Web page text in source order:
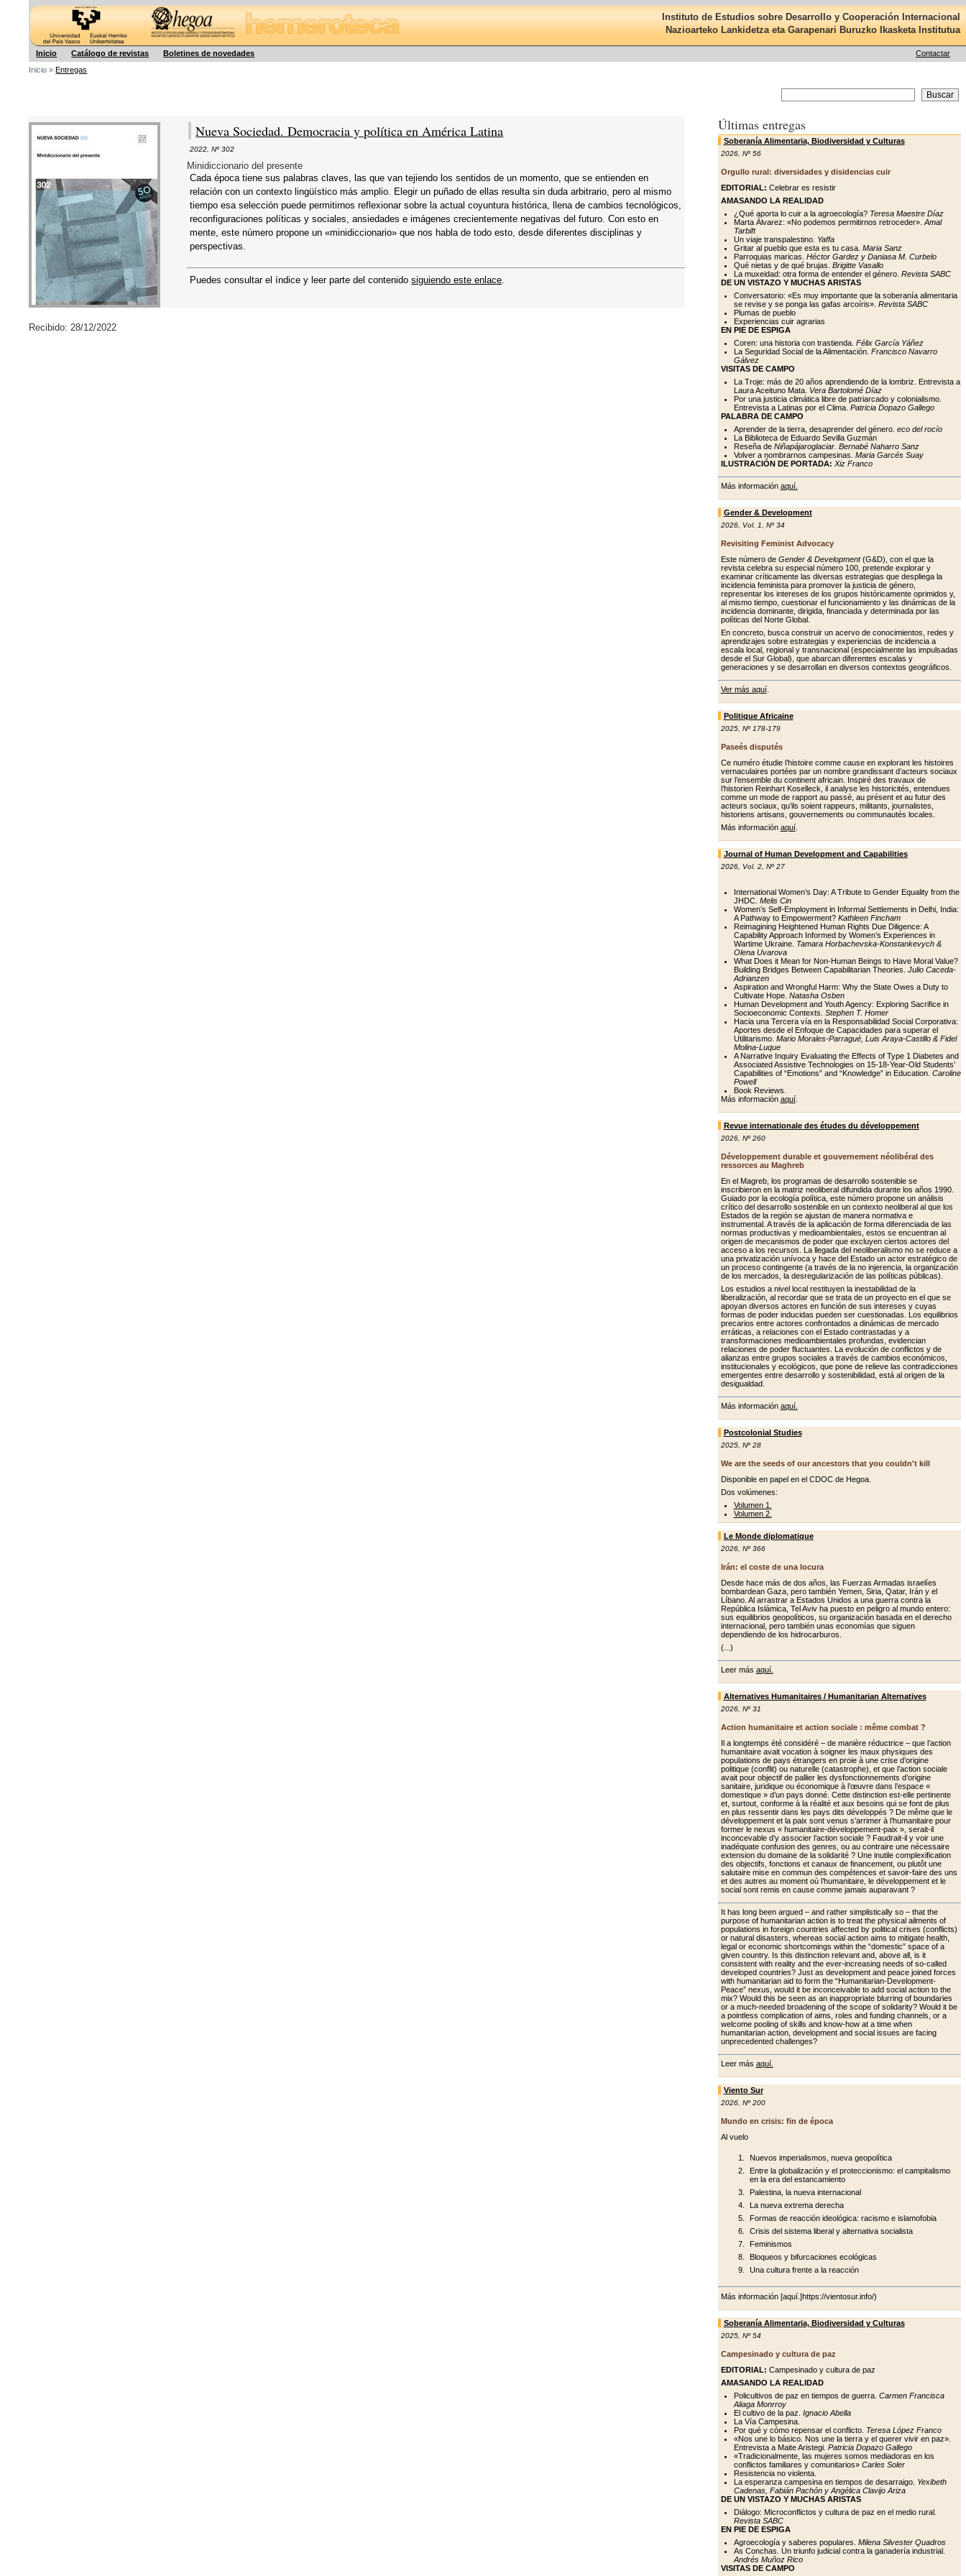
Instituto de Estudios sobre Desarrollo y Cooperación Internacional
Nazioarteko Lankidetza eta Garapenari Buruzko Ikasketa Institutua
Inicio Catálogo de revistas Boletines de novedades
Contactar
Inicio »Entregas
Últimas entregas
Soberanía Alimentaria, Biodiversidad y Culturas
2026, Nº 56
Orgullo rural: diversidades y disidencias cuir
EDITORIAL: Celebrar es resistir
AMASANDO LA REALIDAD
¿Qué aporta lo cuir a la agroecología? Teresa Maestre Díaz
Marta Álvarez: «No podemos permitirnos retroceder». Amal
Tarbift
Un viaje transpalestino. Yaffa
Gritar al pueblo que esta es tu casa. Maria Sanz
Parroquias maricas. Héctor Gardez y Daniasa M. Curbelo
Qué nietas y de qué brujas. Brigitte Vasallo
La muxeidad: otra forma de entender el género. Revista SABC
DE UN VISTAZO Y MUCHAS ARISTAS
Conversatorio: «Es muy importante que la soberanía alimentaria
se revise y se ponga las gafas arcoíris». Revista SABC
Plumas de pueblo
Experiencias cuir agrarias
EN PIE DE ESPIGA
Coren: una historia con trastienda. Félix García Yáñez
La Seguridad Social de la Alimentación. Francisco Navarro
Gálvez
VISITAS DE CAMPO
La Troje: más de 20 años aprendiendo de la lombriz. Entrevista a
Laura Aceituno Mata. Vera Bartolomé Díaz
Por una justicia climática libre de patriarcado y colonialismo.
Entrevista a Latinas por el Clima. Patricia Dopazo Gallego
PALABRA DE CAMPO
Aprender de la tierra, desaprender del género. eco del rocío
La Biblioteca de Eduardo Sevilla Guzmán
Reseña de Niñapájaroglaciar. Bernabé Naharro Sanz
Volver a nombrarnos campesinas. Maria Garcés Suay
ILUSTRACIÓN DE PORTADA: Xiz Franco
Más información aquí.
Gender & Development
2026, Vol. 1 Nº 34
Revisiting Feminist Advocacy
Este número de Gender & Development(G&D), con el que la
revista celebra su especial número 100, pretende explorar y
examinar críticamente las diversas estrategias que despliega la
incidencia feminista para promover la justicia de género,
representar los intereses de los grupos históricamente oprimidos y,
al mismo tiempo, cuestionar el funcionamiento y las dinámicas de la
incidencia dominante, dirigida, financiada y determinada por las
políticas del Norte Global.
En concreto, busca construir un acervo de conocimientos, redes y
aprendizajes sobre estrategias y experiencias de incidencia a
escala local, regional y transnacional (especialmente las impulsadas
desde el Sur Global), que abarcan diferentes escalas y
generaciones y se desarrollan en diversos contextos geográficos.
Ver más aquí.
Politique Africaine
2025, Nº 178-179
Paseés disputés
Ce numéro étudie l’histoire comme cause en explorant les histoires
vernaculaires portées par un nombre grandissant d’acteurs sociaux
sur l’ensemble du continent africain. Inspiré des travaux de
l’historien Reinhart Koselleck, il analyse les historicités, entendues
comme un mode de rapport au passé, au présent et au futur des
acteurs sociaux, qu’ils soient rappeurs, militants, journalistes,
historiens artisans, gouvernements ou communautés locales.
Más información aquí.
Journal of Human Development and Capabilities
2026, Vol. 2, Nº 27
International Women’s Day: A Tribute to Gender Equality from the
JHDC. Melis Cin
Women’s Self-Employment in Informal Settlements in Delhi, India:
A Pathway to Empowerment? Kathleen Fincham
Reimagining Heightened Human Rights Due Diligence: A
Capability Approach Informed by Women’s Experiences in
Wartime Ukraine. Tamara Horbachevska-Konstankevych &
Olena Uvarova
What Does it Mean for Non-Human Beings to Have Moral Value?
Building Bridges Between Capabilitarian Theories. Julio Caceda-
Adrianzen
Aspiration and Wrongful Harm: Why the State Owes a Duty to
Cultivate Hope. Natasha Osben
Human Development and Youth Agency: Exploring Sacrifice in
Socioeconomic Contexts. Stephen T. Homer
Hacia una Tercera vía en la Responsabilidad Social Corporativa:
Aportes desde el Enfoque de Capacidades para superar el
Utilitarismo. Mario Morales-Parragué, Luis Araya-Castillo & Fidel
Molina-Luque
A Narrative Inquiry Evaluating the Effects of Type 1 Diabetes and
Associated Assistive Technologies on 15-18-Year-Old Students’
Capabilities of “Emotions” and “Knowledge” in Education. Caroline
Powell
Book Reviews.
Más información aquí.
Revue internationale des études du développement
2026, Nº 260
Développement durable et gouvernement néolibéral des
ressorces au Maghreb
En el Magreb, los programas de desarrollo sostenible se
inscribieron en la matriz neoliberal difundida durante los años 1990.
Guiado por la ecología política, este número propone un análisis
crítico del desarrollo sostenible en un contexto neoliberal al que los
Estados de la región se ajustan de manera normativa e
instrumental. A través de la aplicación de forma diferenciada de las
normas productivas y medioambientales, estos se encuentran al
origen de mecanismos de poder que excluyen ciertos actores del
acceso a los recursos. La llegada del neoliberalismo no se reduce a
una privatización unívoca y hace del Estado un actor estratégico de
un proceso contingente (a través de la no injerencia, la organización
de los mercados, la desregularización de las políticas públicas).
Los estudios a nivel local restituyen la inestabilidad de la
liberalización, al recordar que se trata de un proyecto en el que se
apoyan diversos actores en función de sus intereses y cuyas
formas de poder inducidas pueden ser cuestionadas. Los equilibrios
precarios entre actores confrontados a dinámicas de mercado
erráticas, a relaciones con el Estado contrastadas y a
transformaciones medioambientales profundas, evidencian
relaciones de poder fluctuantes. La evolución de conflictos y de
alianzas entre grupos sociales a través de cambios económicos,
institucionales y ecológicos, que pone de relieve las contradicciones
emergentes entre desarrollo y sostenibilidad, está al origen de la
desigualdad.
Más información aquí.
Postcolonial Studies
2025, Nº 28
We are the seeds of our ancestors that you couldn't kill
Disponible en papel en el CDOC de Hegoa.
Dos volúmenes:
Volumen 1.
Volumen 2.
Le Monde diplomatique
2026, Nº 366
Irán: el coste de una locura
Desde hace más de dos años, las Fuerzas Armadas israelíes
bombardean Gaza, pero también Yemen, Siria, Qatar, Irán y el
Líbano. Al arrastrar a Estados Unidos a una guerra contra la
República Islámica, Tel Aviv ha puesto en peligro al mundo entero:
sus equilibrios geopolíticos, su organización basada en el derecho
internacional, pero también unas economías que siguen
dependiendo de los hidrocarburos.
(...)
Leer más aquí.
Alternatives Humanitaires / Humanitarian Alternatives
2026, Nº 31
Action humanitaire et action sociale : même combat ?
Il a longtemps été considéré – de manière réductrice – que l’action
humanitaire avait vocation à soigner les maux physiques des
populations de pays étrangers en proie à une crise d’origine
politique (conflit) ou naturelle (catastrophe), et que l’action sociale
avait pour objectif de pallier les dys­fonctionnements d’origine
sanitaire, juridique ou économique à l’œuvre dans l’espace «
domestique » d’un pays donné. Cette distinction est-elle pertinente
et, surtout, conforme à la réalité et aux besoins qui se font de plus
en plus ressentir dans les pays dits développés ? De même que le
dévelop­pement et la paix sont venus s’arrimer à l’humanitaire pour
former le nexus « humanitaire-développement-paix », serait-il
inconcevable d’y associer l’ac­tion sociale ? Faudrait-il y voir une
ina­déquate confusion des genres, ou au contraire une nécessaire
extension du domaine de la solidarité ? Une inutile complexification
des objectifs, fonc­tions et canaux de financement, ou plu­tôt une
salutaire mise en commun des compétences et savoir-faire des uns
et des autres au moment où l’humanitaire, le développement et le
social sont remis en cause comme jamais auparavant ?
It has long been argued – and rather simplistically so – that the
purpose of humanitarian action is to treat the physical ailments of
populations in foreign countries affected by political crises (conflicts)
or natural disasters, whereas social action aims to mitigate health,
legal or economic shortcomings within the “domestic” space of a
giv­en country. Is this distinction relevant and, above all, is it
consistent with re­ality and the ever-increasing needs of so-called
developed countries? Just as development and peace joined forc­es
with humanitarian aid to form the “Humanitarian-Development-
Peace” nexus, would it be inconceivable to add social action to the
mix? Would this be seen as an inappropriate blurring of boundaries
or a much-needed broad­ening of the scope of solidarity? Would it be
a pointless complication of aims, roles and funding channels, or a
wel­come pooling of skills and know-how at a time when
humanitarian action, de­velopment and social issues are facing
unprecedented challenges?
Leer más aquí.
Viento Sur
2026, Nº 200
Mundo en crisis: fin de época
Al vuelo
Nuevos imperialismos, nueva geopolítica
Entre la globalización y el proteccionismo: el campitalismo
en la era del estancamiento
Palestina, la nueva internacional
La nueva extrema derecha
Formas de reacción ideológica: racismo e islamofobia
Crisis del sistema liberal y alternativa socialista
Feminismos
Bloqueos y bifurcaciones ecológicas
Una cultura frente a la reacción
Más información [aquí.]https://vientosur.info/)
Soberanía Alimentaria, Biodiversidad y Culturas
2025, Nº 54
Campesinado y cultura de paz
EDITORIAL: Campesinado y cultura de paz
AMASANDO LA REALIDAD
Policultivos de paz en tiempos de guerra. Carmen Francisca
Aliaga Monrroy
El cultivo de la paz. Ignacio Abella
La Vía Campesina.
Por qué y cómo repensar el conflicto. Teresa López Franco
«Nos une lo básico. Nos une la tierra y el querer vivir en paz».
Entrevista a Maite Aristegi. Patricia Dopazo Gallego
«Tradicionalmente, las mujeres somos mediadoras en los
conflictos familiares y comunitarios» Carles Soler
Resistencia no violenta.
La esperanza campesina en tiempos de desarraigo. Yexibeth
Cadenas, Fabián Pachón y Angélica Clavijo Ariza
DE UN VISTAZO Y MUCHAS ARISTAS
Diálogo: Microconflictos y cultura de paz en el medio rural.
Revista SABC
EN PIE DE ESPIGA
Agroecología y saberes populares. Milena Silvester Quadros
As Conchas. Un triunfo judicial contra la ganadería industrial.
Andrés Muñoz Rico
VISITAS DE CAMPO
Nueva Sociedad. Democracia y política en América Latina
2022 ,Nº 302
Minidiccionario del presente
Cada época tiene sus palabras claves, las que van tejiendo los sentidos de un momento, que se entienden en
relación con un contexto lingüístico más amplio. Elegir un puñado de ellas resulta sin duda arbitrario, pero al mismo
tiempo esa selección puede permitirnos reflexionar sobre la actual coyuntura histórica, llena de cambios tecnológicos,
reconfiguraciones políticas y sociales, ansiedades e imágenes crecientemente negativas del futuro. Con esto en
mente, este número propone un «minidiccionario» que nos habla de todo esto, desde diferentes disciplinas y
perspectivas.
Puedes consultar el índice y leer parte del contenidosiguiendo este enlace.
Recibido: 28/12/2022